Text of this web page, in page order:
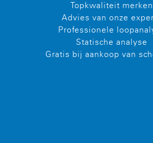
Topkwaliteit merken
Advies van onze
Professionele
Statische analyse
Gratis bij aankoop van